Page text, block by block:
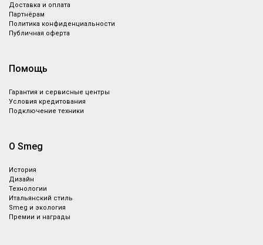
Доставка и оплата
Партнёрам
Политика конфиденциальности
Публичная оферта
Помощь
Гарантия и сервисные центры
Условия кредитования
Подключение техники
О Smeg
История
Дизайн
Технологии
Итальянский стиль
Smeg и экология
Премии и награды